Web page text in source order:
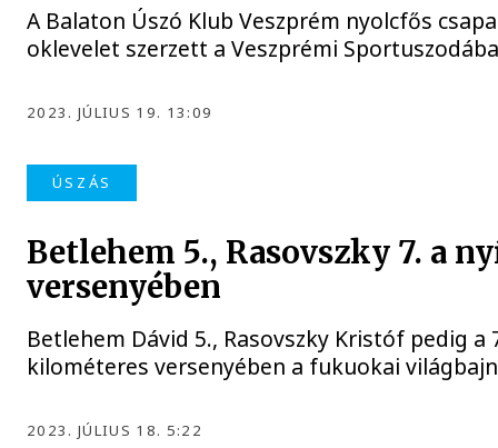
A Balaton Úszó Klub Veszprém nyolcfős
oklevelet szerzett a Veszprémi
2023. JÚLIUS 19. 13:09
ÚSZÁS
Betlehem 5., Rasovszky 7. a
versenyében
Betlehem Dávid 5., Rasovszky Kristóf pedig
kilométeres versenyében a fukuokai
2023. JÚLIUS 18. 5:22